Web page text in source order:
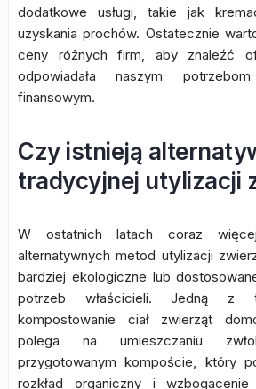
dodatkowe usługi, takie jak
uzyskania prochów. Ostatecznie
ceny różnych firm, aby znaleźć
odpowiadała naszym
finansowym.
Czy istnieją
tradycyjnej utylizacji
W ostatnich latach coraz
alternatywnych metod utylizacji
bardziej ekologiczne lub
potrzeb właścicieli. Jedną z
kompostowanie ciał zwierząt
polega na umieszczaniu
przygotowanym kompoście, który
rozkład organiczny i